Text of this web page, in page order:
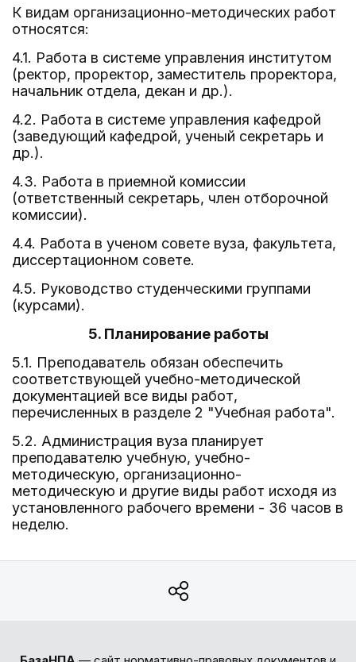
К видам организационно-методических работ
относятся:
4.1. Работа в системе управления институтом
(ректор, проректор, заместитель проректора,
начальник отдела, декан и др.).
4.2. Работа в системе управления кафедрой
(заведующий кафедрой, ученый секретарь и
др.).
4.3. Работа в приемной комиссии
(ответственный секретарь, член отборочной
комиссии).
4.4. Работа в ученом совете вуза, факультета,
диссертационном совете.
4.5. Руководство студенческими группами
(курсами).
5. Планирование работы
5.1. Преподаватель обязан обеспечить
соответствующей учебно-методической
документацией все виды работ,
перечисленных в разделе 2 "Учебная работа".
5.2. Администрация вуза планирует
преподавателю учебную, учебно-
методическую, организационно-
методическую и другие виды работ исходя из
установленного рабочего времени - 36 часов в
неделю.